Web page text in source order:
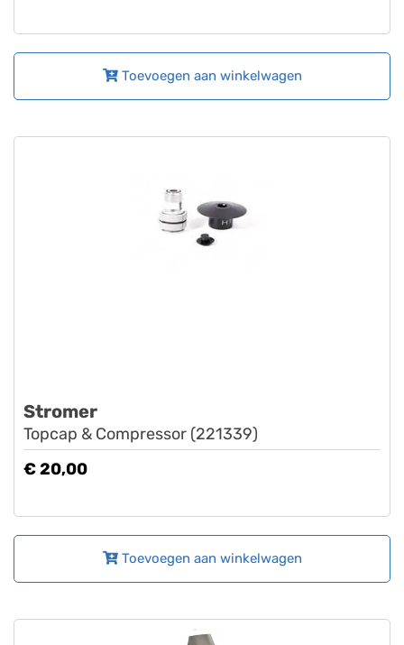
Toevoegen aan winkelwagen
Stromer
Topcap & Compressor (221339)
€ 20,00
Toevoegen aan winkelwagen